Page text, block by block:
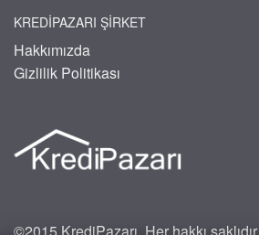
KREDIPAZARI ŞIRKET
Hakkımızda
Gizlilik Politikası